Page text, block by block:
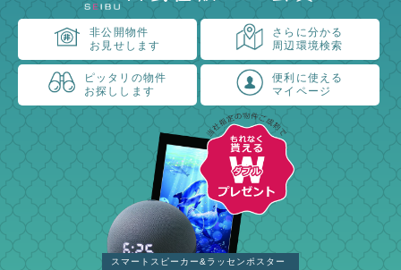
非公開物件
お見せします
さらに分かる
周辺環境検索
ピッタリの物件
お探しします
便利に使える
マイページ
スマートスピーカー&ラッセンポスター